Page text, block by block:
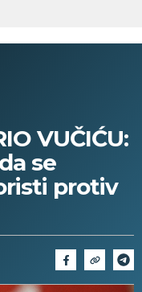
VUČIĆU:
se
protiv